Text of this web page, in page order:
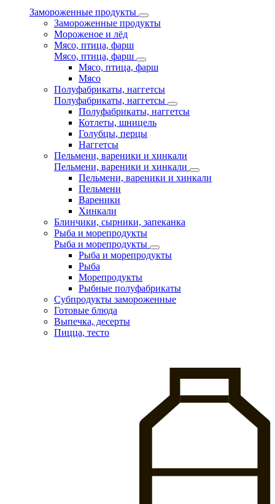
Замороженные продукты
Замороженные продукты
Мороженое и лёд
Мясо, птица, фарш
Мясо, птица, фарш
Мясо, птица, фарш
Мясо
Полуфабрикаты, наггетсы
Полуфабрикаты, наггетсы
Полуфабрикаты, наггетсы
Котлеты, шницель
Голубцы, перцы
Наггетсы
Пельмени, вареники и хинкали
Пельмени, вареники и хинкали
Пельмени, вареники и хинкали
Пельмени
Вареники
Хинкали
Блинчики, сырники, запеканка
Рыба и морепродукты
Рыба и морепродукты
Рыба и морепродукты
Рыба
Морепродукты
Рыбные полуфабрикаты
Субпродукты замороженные
Готовые блюда
Выпечка, десерты
Пицца, тесто